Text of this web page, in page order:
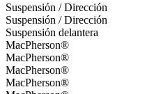
Suspensión / Dirección
Suspensión / Dirección
Suspensión delantera
MacPherson®
MacPherson®
MacPherson®
MacPherson®